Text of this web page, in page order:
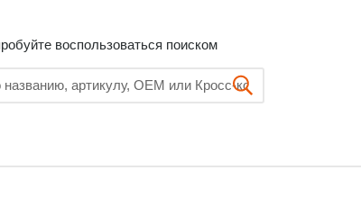
воспользоваться поиском